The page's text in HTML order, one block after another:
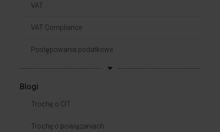
VAT
VAT Compliance
Postępowania podatkowe
Blogi
Trochę o CIT
Trochę o powiązaniach​